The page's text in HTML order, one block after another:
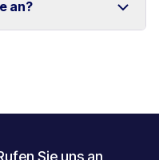
Tankfüllung
an?
Sie uns an